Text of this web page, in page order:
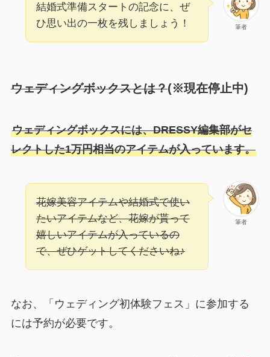
筆者
結婚式準備スタートの記念に、ぜ
ひ思い出の一枚を残しましょう！
ウェディングボックスとは？(※現在停止中)
ウェディングボックスには、DRESSY編集部がセ
レクトした1万円相当のアイテムが入っています。
筆者
花嫁美容アイテムや結婚式で使い
たいアイテムなど、花嫁が貰って
嬉しいアイテムが入っているの
で、ぜひゲットしてくださいね♪
なお、「ウェディング初体験フェス」に参加する
には予約が必要です。